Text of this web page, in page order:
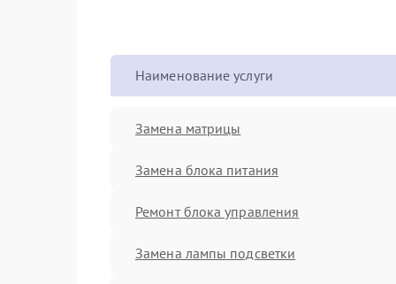
Наименование услуги
Замена матрицы
Замена блока питания
Ремонт блока управления
Замена лампы подсветки